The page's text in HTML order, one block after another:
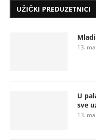
UŽIČKI PREDUZETNICI
13.
U
sve
13.